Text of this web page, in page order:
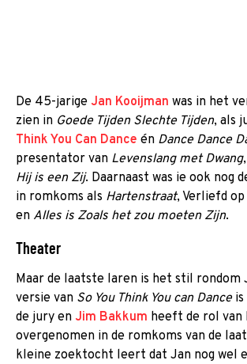
De 45-jarige Jan Kooijman was in het
zien in Goede Tijden Slechte Tijden, als
Think You Can Dance én Dance Dance
presentator van Levenslang met Dwang,
Hij is een Zij. Daarnaast was ie ook nog
in romkoms als Hartenstraat, Verliefd
en Alles is Zoals het zou moeten Zijn.
Theater
Maar de laatste laren is het stil rondom
versie van So You Think You can Danceis
de jury en Jim Bakkum heeft de rol van
overgenomen in de romkoms van de
kleine zoektocht leert dat Jan nog wel